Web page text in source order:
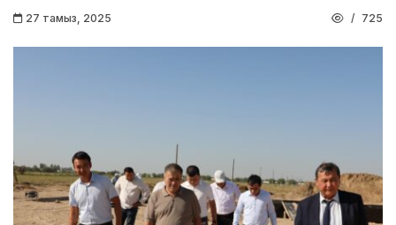
27 тамыз, 2025 725